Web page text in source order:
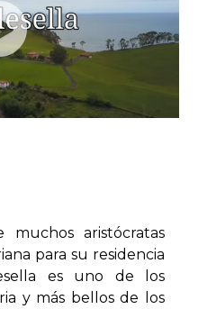
muchos aristócratas
para su residencia
es uno de los
y más bellos de los